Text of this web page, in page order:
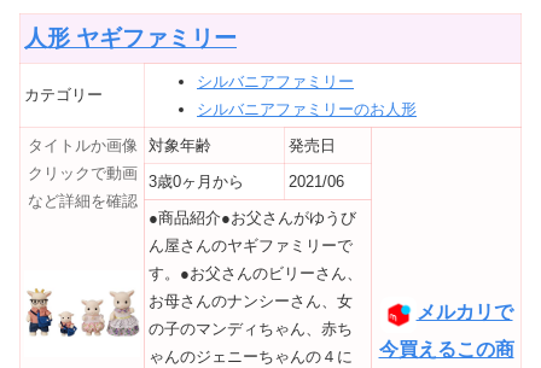
人形 ヤギファミリー
カテゴリー
シルバニアファミリー
シルバニアファミリーのお人形
タイトルか画像
クリックで動画
など詳細を確認
対象年齢 発売日
メルカリで
今買えるこの商
3歳0ヶ月から
2021/06
●商品紹介●お父さんがゆうび
ん屋さんのヤギファミリーで
す。●お父さんのビリーさん、
お母さんのナンシーさん、女
の子のマンディちゃん、赤ち
ゃんのジェニーちゃんの４に